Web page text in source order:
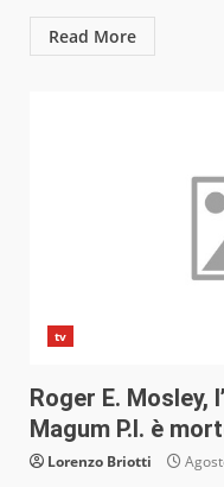
Read More
tv
Roger E. Mosley,
Magum P.I. è
Lorenzo Briotti